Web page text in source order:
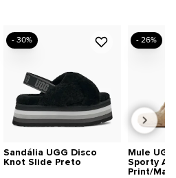
Sandália UGG Disco
Knot Slide Preto
- 30%
Mule
Sporty
Print/
- 26%